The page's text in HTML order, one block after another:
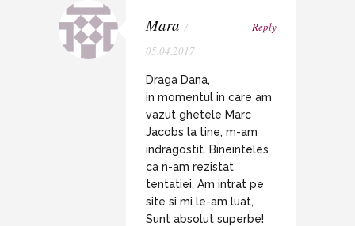
Mara /
05.04.2017
Reply
Draga Dana,
in momentul in care am
vazut ghetele Marc
Jacobs la tine, m-am
indragostit. Bineinteles
ca n-am rezistat
tentatiei, Am intrat pe
site si mi le-am luat,
Sunt absolut superbe!